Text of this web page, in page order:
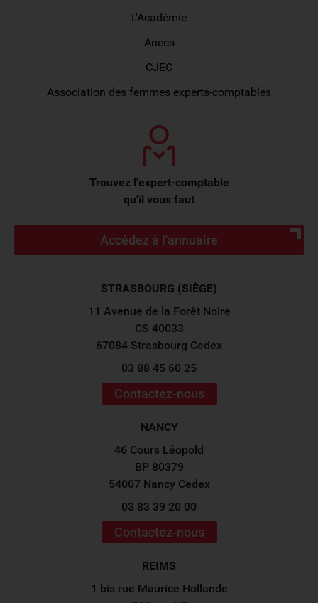
L'Académie
Anecs
CJEC
Association des femmes experts-comptables
Trouvez l'expert-comptable
qu'il vous faut
Accédez à l'annuaire
STRASBOURG (SIÈGE)
11 Avenue de la Forêt Noire
CS 40033
67084 Strasbourg Cedex
03 88 45 60 25
Contactez-nous
NANCY
46 Cours Léopold
BP 80379
54007 Nancy Cedex
03 83 39 20 00
Contactez-nous
REIMS
1 bis rue Maurice Hollande